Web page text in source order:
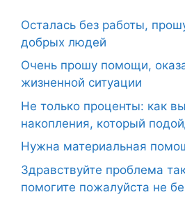
Осталась без работы,
добрых людей
Очень прошу помощи,
жизненной ситуации
Не только проценты: как
накопления, который
Нужна материальная
Здравствуйте проблема
помогите пожалуйста не